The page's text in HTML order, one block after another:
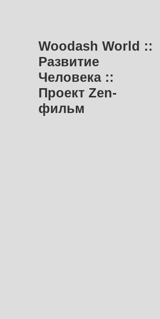
Woodash World ::
Развитие
Человека ::
Проект Zen-
фильм